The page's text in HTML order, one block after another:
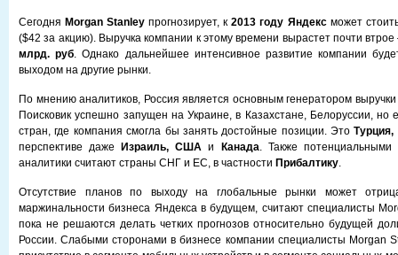
Сегодня Morgan Stanleyпрогнозирует, к2013 году Яндексможет
($42 за акцию). Выручка компании к этому времени вырастет почти
млрд. руб. Однако дальнейшее интенсивное развитие компании
выходом на другие рынки.
По мнению аналитиков, Россия является основным генератором
Поисковик успешно запущен на Украине, в Казахстане, Белоруссии, но
стран, где компания смогла бы занять достойные позиции. ЭтоТурция,
перспективе даже
Израиль, СШАи Канада. Также
аналитики считают страны СНГ и ЕС, в частности Прибалтику.
Отсутствие планов по выходу на глобальные рынки может
маржинальности бизнеса Яндекса в будущем, считают специалисты
пока не решаются делать четких прогнозов относительно будущей
России. Слабыми сторонами в бизнесе компании специалисты Morgan